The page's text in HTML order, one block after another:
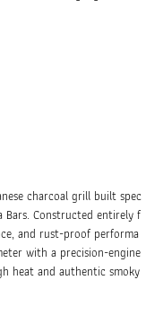
charcoal grill built spec
Bars. Constructed entirely f
and rust-proof performa
with a precision-engine
heat and authentic smoky